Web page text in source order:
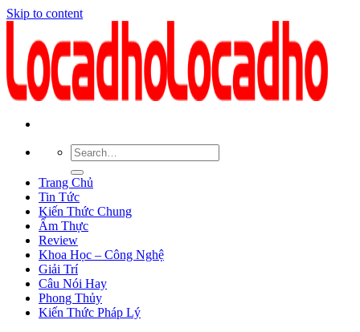
Skip to content
Trang Chủ
Tin Tức
Kiến Thức Chung
Ẩm Thực
Review
Khoa Học – Công Nghệ
Giải Trí
Câu Nói Hay
Phong Thủy
Kiến Thức Pháp Lý